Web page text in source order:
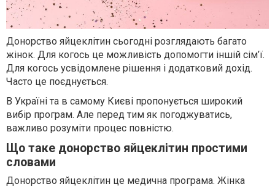
Донорство яйцеклітин сьогодні розглядають багато
жінок. Для когось це можливість допомогти іншій сім’ї.
Для когось усвідомлене рішення і додатковий дохід.
Часто це поєднується.
В Україні та в самому Києві пропонується широкий
вибір програм. Але перед тим як погоджуватись,
важливо розуміти процес повністю.
Що таке донорство яйцеклітин простими
словами
Донорство яйцеклітин це медична програма. Жінка